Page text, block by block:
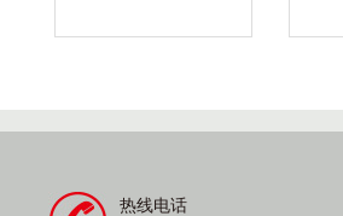
热线电话